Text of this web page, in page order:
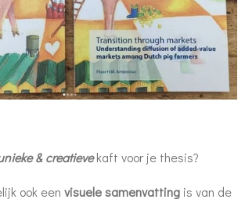
& creatievekaft voor je thesis?
ook een visuele samenvatting is van de